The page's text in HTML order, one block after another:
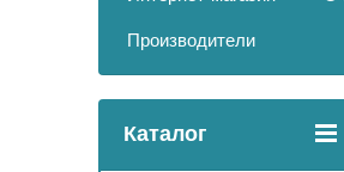
Производители
Каталог